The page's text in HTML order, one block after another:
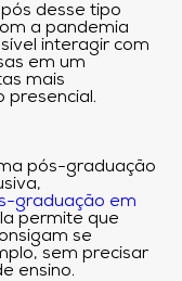
desse tipo
a pandemia
interagir com
em um
mais
presencial.
pós-graduação
graduação em
permite que
se
sem precisar
ensino.